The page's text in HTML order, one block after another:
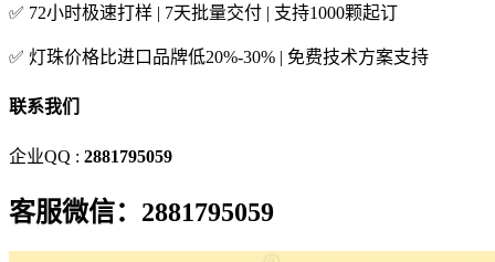
✅ 72小时极速打样 | 7天批量交付 | 支持1000颗起订
✅ 灯珠价格比进口品牌低20%-30% | 免费技术方案支持
联系我们
企业QQ : 2881795059
客服微信：2881795059